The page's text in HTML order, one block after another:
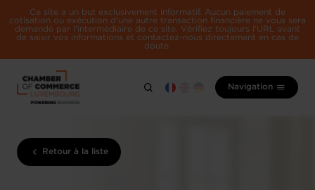
Ce site a un but exclusivement informatif. Aucun paiement de
cotisation ou exécution d'une autre transaction financière ne vous sera
demandé par l'intermédiaire de ce site. Vérifiez toujours l'URL avant
de saisir vos informations et contactez-nous directement en cas de
doute.
Navigation
Retour à la liste